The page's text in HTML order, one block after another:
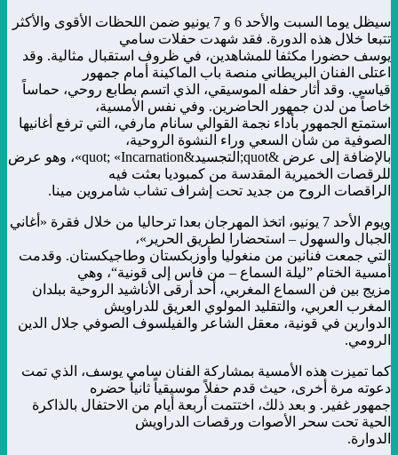
سيظل يوما السبت والأحد 6 و 7 يونيو ضمن اللحظات الأقوى والأكثر
تتبعا خلال هذه الدورة. فقد شهدت حفلات سامي
يوسف حضورا مكثفا للمشاهدين، في ظروف استقبال مثالية. وقد
اعتلى الفنان البريطاني منصة باب الماكينة أمام جمهور
قياسي. وقد أثار حفله الموسيقي، الذي اتسم بطابع روحي، حماساً
خاصاً من لدن جمهور الحاضرين. وفي نفس الأمسية،
استمتع الجمهور بأداء نجمة القوالي سانام مارفي، التي ترفع أغانيها
الصوفية من شأن السعي وراء النشوة الروحية،
بالإضافة إلى عرض &quot;التجسيد&quot; «Incarnation»، وهو عرض
للرقصات الخميرية المقدسة من كمبوديا بعثت فيه
الراقصات الروح من جديد تحت إشراف تشاب شامروين مينا.
ويوم الأحد 7 يونيو، اتخذ المهرجان بعدا ترحاليا من خلال فقرة «أغاني
الجبال والسهول – استحضارا لطريق الحرير»،
التي جمعت فنانين من منغوليا وأوزبكستان وطاجيكستان. وقدمت
أمسية الختام ”ليلة السماع – من فاس إلى قونية“، وهي
مزيج بين فن السماع المغربي، أحد أرقى الأناشيد الروحية ببلدان
المغرب العربي، والتقليد المولوي العريق للدراويش
الدوارين في قونية، معقل الشاعر والفيلسوف الصوفي جلال الدين
الرومي.
كما تميزت هذه الأمسية بمشاركة الفنان سامي يوسف، الذي تمت
دعوته مرة أخرى، حيث قدم حفلاً موسيقياً ثانياً حضره
جمهور غفير. و بعد ذلك، اختتمت أربعة أيام من الاحتفال بالذاكرة
الحية تحت سحر الأصوات ورقصات الدراويش
الدوارة.